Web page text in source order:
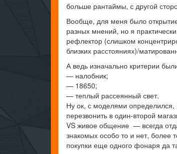
больше рантаймы, с другой
Вообще, для меня было
разных мнений, но я
рефлектор (слишком
близких расстояниях)/
А ведь изначально критерии
— налобник;
— 18650;
— теплый рассеянный свет.
Ну ок, с моделями определился,
перезвонить в один-второй
VS живое общение — всегда
знакомых особо то и нет, более
покупки еще одного фонаря да